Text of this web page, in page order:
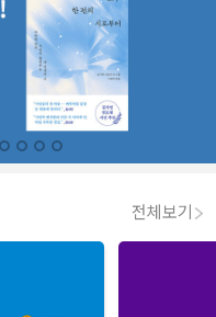
전체보기